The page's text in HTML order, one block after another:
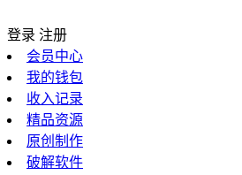
登录 注册
会员中心
我的钱包
收入记录
精品资源
原创制作
破解软件